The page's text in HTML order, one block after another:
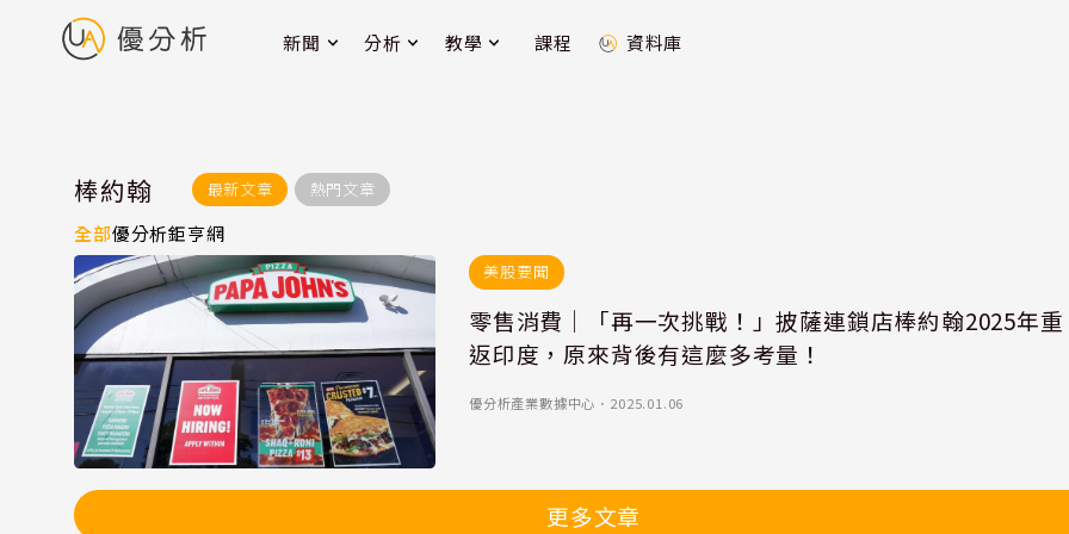
新聞 分析 教學 課程 資料庫
棒約翰 最新文章 熱門文章
全部優分析鉅亨網
美股要聞
零售消費｜「再一次挑戰！」披薩連鎖店棒約翰2025年重
返印度，原來背後有這麼多考量！
優分析產業數據中心 ． 2025.01.06
更多文章